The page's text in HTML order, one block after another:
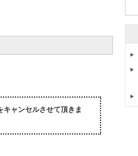
ャンセルさせて頂きま